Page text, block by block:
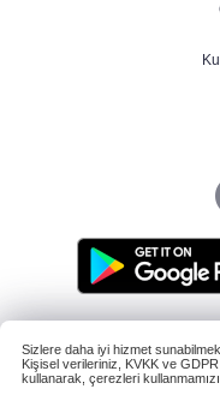
BAE,
füzeyle
Sizlere daha iyi hizmet
Kişisel verileriniz, KVKK ve
kullanarak, çerezleri